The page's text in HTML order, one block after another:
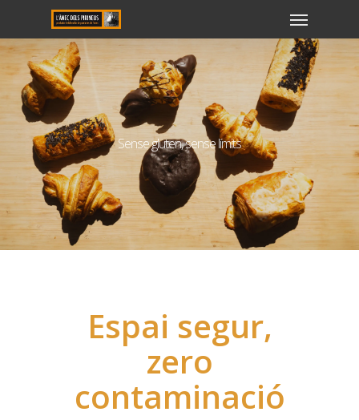
Sense gluten, sense límits
Espai segur,
zero
contaminació